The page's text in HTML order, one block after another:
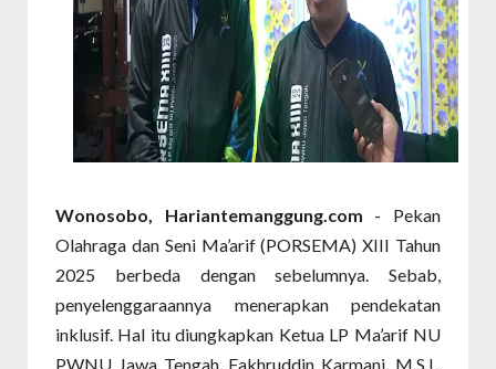
Wonosobo, Hariantemanggung.com - Pekan
Olahraga dan Seni Ma’arif (PORSEMA) XIII Tahun
2025 berbeda dengan sebelumnya. Sebab,
penyelenggaraannya menerapkan pendekatan
inklusif. Hal itu diungkapkan Ketua LP Ma’arif NU
PWNU Jawa Tengah, Fakhruddin Karmani, M.S.I.,